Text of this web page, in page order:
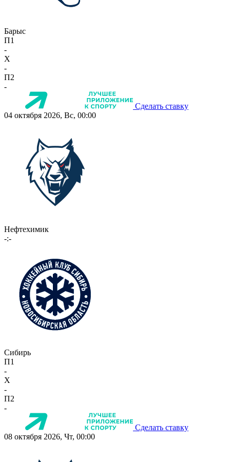
Барыс
П1
-
X
-
П2
-
Сделать ставку
04 октября 2026, Вс, 00:00
Нефтехимик
-:-
Сибирь
П1
-
X
-
П2
-
Сделать ставку
08 октября 2026, Чт, 00:00